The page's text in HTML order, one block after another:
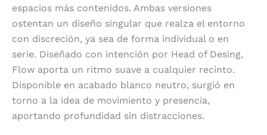
espacios más contenidos. Ambas versiones
ostentan un diseño singular que realza el entorno
con discreción, ya sea de forma individual o en
serie. Diseñado con intención por Head of Desing,
Flow aporta un ritmo suave a cualquier recinto.
Disponible en acabado blanco neutro, surgió en
torno a la idea de movimiento y presencia,
aportando profundidad sin distracciones.